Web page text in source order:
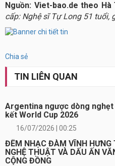
Nguồn: Viet-bao.de theo Hà
cấp: Nghệ sĩ Tự Long 51 tuổi,
Chia sẻ
TIN LIÊN QUAN
Argentina ngược dòng
kết World Cup 2026
16/07/2026 | 00:25
ĐÊM NHẠC ĐÀM VĨNH
NGHỆ THUẬT VÀ DẤU ẤN
CỘNG ĐỒNG